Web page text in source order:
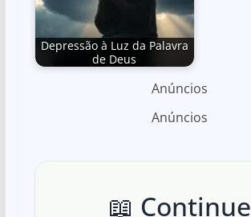
Depressão à Luz da Palavra
de Deus
Anúncios
Anúncios
📖 Continue